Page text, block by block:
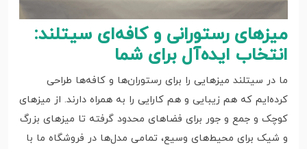
میزهای رستورانی و کافه‌ای سیتلند:
انتخاب ایده‌آل برای شما
ما در سیتلند میزهایی را برای رستوران‌ها و کافه‌ها طراحی
کرده‌ایم که هم زیبایی و هم کارایی را به همراه دارند. از میزهای
کوچک و جمع و جور برای فضاهای محدود گرفته تا میزهای بزرگ
و شیک برای محیط‌های وسیع، تمامی مدل‌ها در فروشگاه ما با